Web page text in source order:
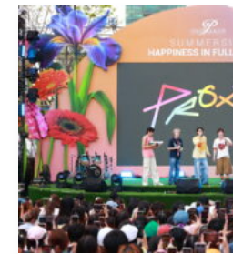
“PROXIE”
สาด
ความ
สนุก
บุก
ฉลอง
สงกรานต์
สยาม
พา
รา
กอน
บน
เวที